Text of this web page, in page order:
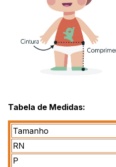
Tabela de Medidas:
Tamanho
RN
P